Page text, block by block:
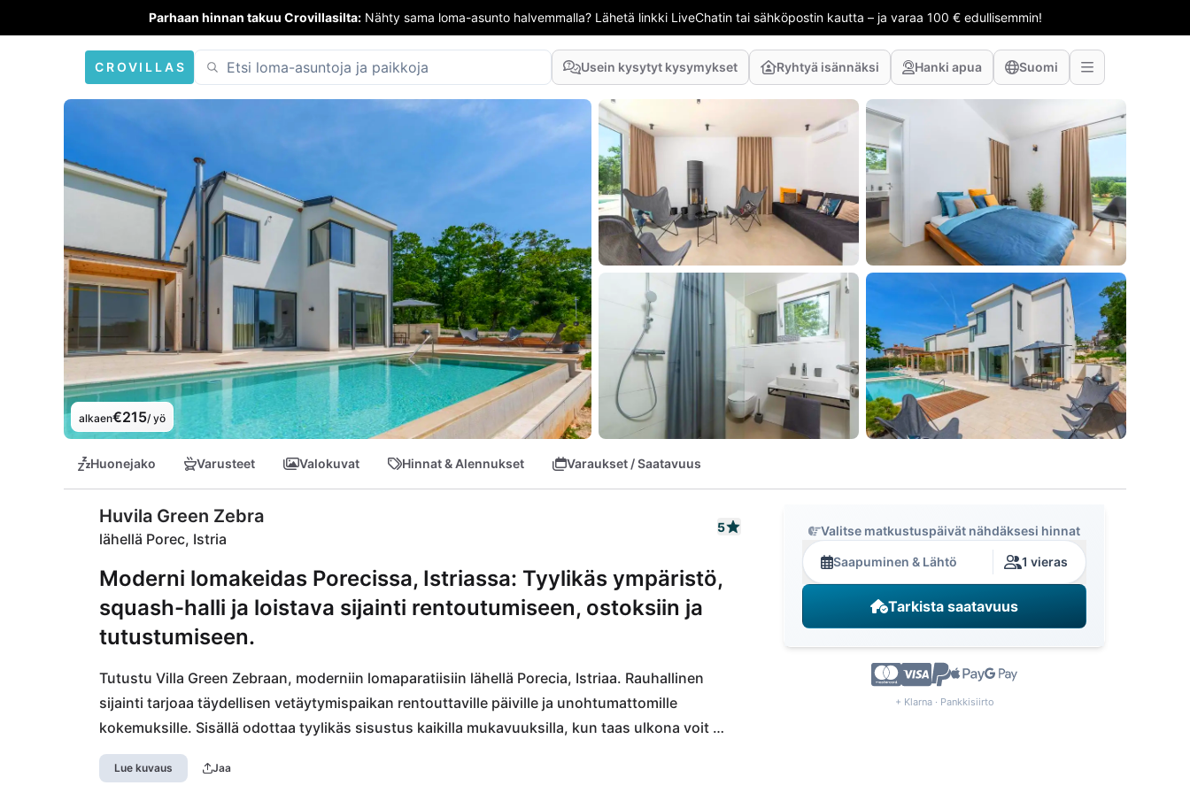
Parhaan hinnan takuu Crovillasilta: Nähty sama loma-asunto halvemmalla? Lähetä linkki LiveChatin tai sähköpostin kautta – ja varaa 100 € edullisemmin!
CROVILLAS Usein kysytyt kysymykset Ryhtyä isännäksi Hanki apua Suomi
alkaen€215/ yö
Huonejako Varusteet Valokuvat Hinnat & Alennukset Varaukset / Saatavuus
Huvila Green Zebra
lähellä Porec, Istria
5
Moderni lomakeidas Porecissa, Istriassa: Tyylikäs ympäristö,
squash-halli ja loistava sijainti rentoutumiseen, ostoksiin ja
tutustumiseen.
Tutustu Villa Green Zebraan, moderniin lomaparatiisiin lähellä Porecia, Istriaa. Rauhallinen
sijainti tarjoaa täydellisen vetäytymispaikan rentouttaville päiville ja unohtumattomille
kokemuksille. Sisällä odottaa tyylikäs sisustus kaikilla mukavuuksilla, kun taas ulkona voit
osoittaa urheilulliset taitosi omassa squash-salissa.
Lue kuvaus Jaa
Valitse matkustuspäivät nähdäksesi hinnat
Saapuminen & Lähtö 1 vieras
Tarkista saatavuus
+ Klarna · Pankkisiirto